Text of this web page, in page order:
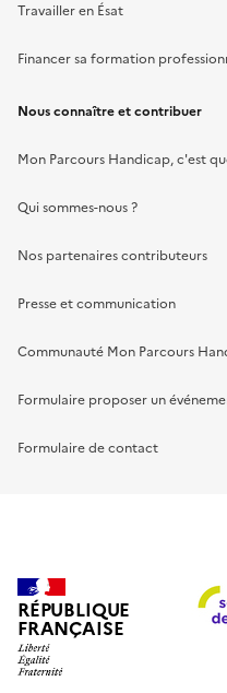
Travailler en Ésat
Financer sa formation
Nous connaître et contribuer
Mon Parcours Handicap, c'est
Qui sommes-nous ?
Nos partenaires contributeurs
Presse et communication
Communauté Mon Parcours
Formulaire proposer un
Formulaire de contact
RÉPUBLIQUE
FRANÇAISE